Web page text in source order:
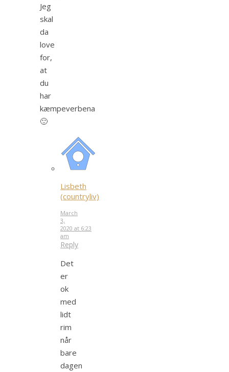
Jeg
skal
da
love
for,
at
du
har
kæmpeverbena
🙂
Lisbeth
(countryliv)
March
3,
2020 at 6:23
am
Reply
Det
er
ok
med
lidt
rim
når
bare
dagen